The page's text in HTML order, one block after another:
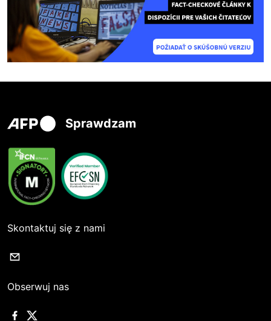
Sprawdzam
Skontaktuj się z nami
Obserwuj nas